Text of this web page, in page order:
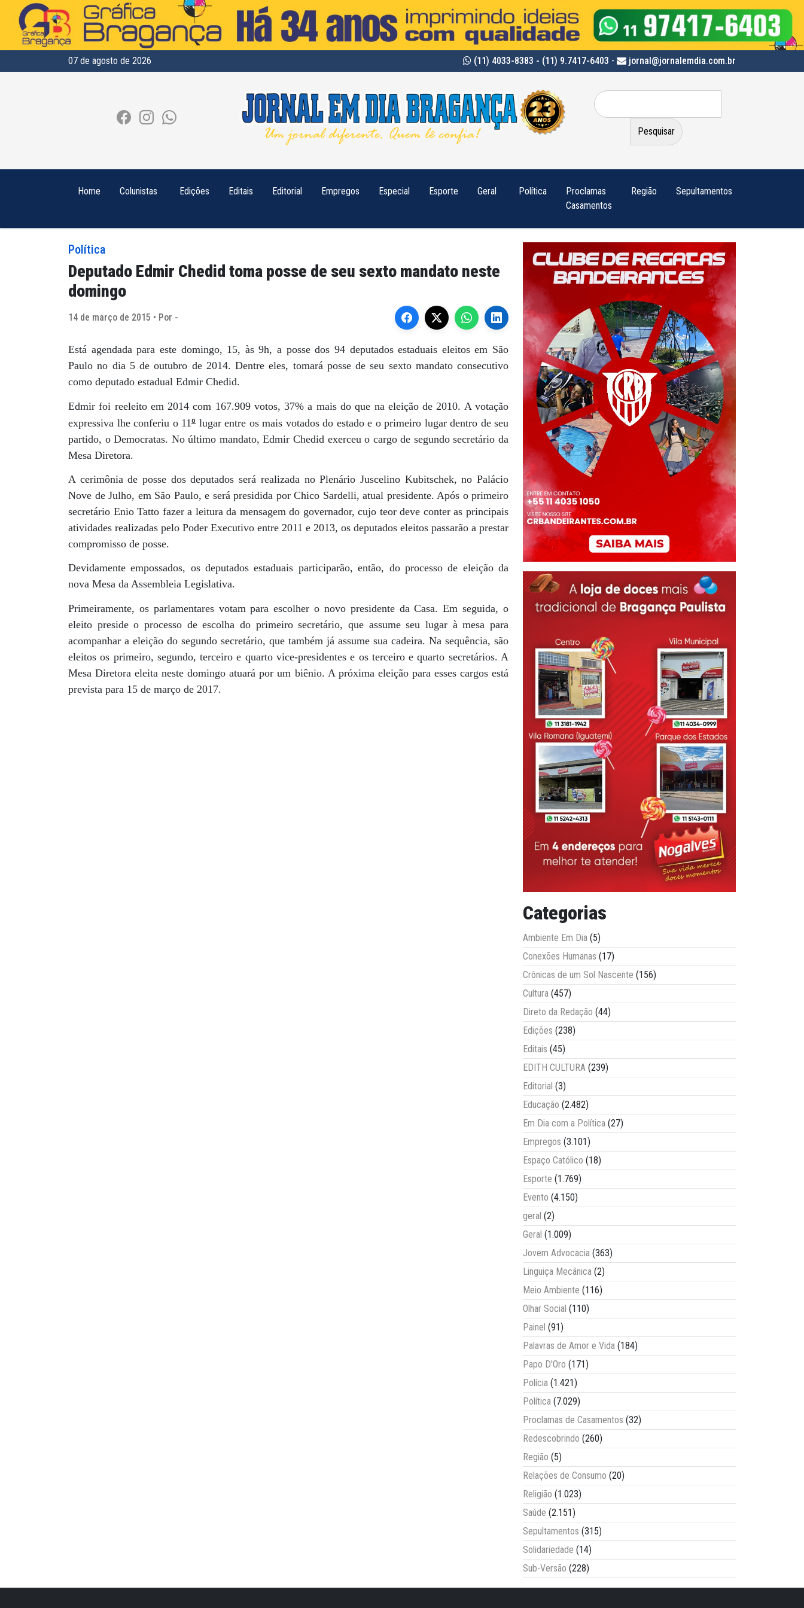
07 de agosto de 2026 (11) 4033-8383 - (11) 9.7417-6403 - jornal@jornalemdia.com.br
Pesquisar
por:
Home Colunistas Edições Editais Editorial Empregos Especial Esporte Geral Política
Proclamas
Casamentos
Região Sepultamentos
Política
Deputado Edmir Chedid toma posse de seu sexto mandato neste
domingo
14 de março de 2015 • Por -
Está agendada para este domingo, 15, às 9h, a posse dos 94 deputados estaduais eleitos em São
Paulo no dia 5 de outubro de 2014. Dentre eles, tomará posse de seu sexto mandato consecutivo
como deputado estadual Edmir Chedid.
Edmir foi reeleito em 2014 com 167.909 votos, 37% a mais do que na eleição de 2010. A votação
expressiva lhe conferiu o 11º lugar entre os mais votados do estado e o primeiro lugar dentro de seu
partido, o Democratas. No último mandato, Edmir Chedid exerceu o cargo de segundo secretário da
Mesa Diretora.
A cerimônia de posse dos deputados será realizada no Plenário Juscelino Kubitschek, no Palácio
Nove de Julho, em São Paulo, e será presidida por Chico Sardelli, atual presidente. Após o primeiro
secretário Enio Tatto fazer a leitura da mensagem do governador, cujo teor deve conter as principais
atividades realizadas pelo Poder Executivo entre 2011 e 2013, os deputados eleitos passarão a prestar
compromisso de posse.
Devidamente empossados, os deputados estaduais participarão, então, do processo de eleição da
nova Mesa da Assembleia Legislativa.
Primeiramente, os parlamentares votam para escolher o novo presidente da Casa. Em seguida, o
eleito preside o processo de escolha do primeiro secretário, que assume seu lugar à mesa para
acompanhar a eleição do segundo secretário, que também já assume sua cadeira. Na sequência, são
eleitos os primeiro, segundo, terceiro e quarto vice-presidentes e os terceiro e quarto secretários. A
Mesa Diretora eleita neste domingo atuará por um biênio. A próxima eleição para esses cargos está
prevista para 15 de março de 2017.
Categorias
Ambiente Em Dia (5)
Conexões Humanas (17)
Crônicas de um Sol Nascente (156)
Cultura (457)
Direto da Redação (44)
Edições (238)
Editais (45)
EDITH CULTURA (239)
Editorial (3)
Educação (2.482)
Em Dia com a Política (27)
Empregos (3.101)
Espaço Católico (18)
Esporte (1.769)
Evento (4.150)
geral (2)
Geral (1.009)
Jovem Advocacia (363)
Linguiça Mecânica (2)
Meio Ambiente (116)
Olhar Social (110)
Painel (91)
Palavras de Amor e Vida (184)
Papo D'Oro (171)
Polícia (1.421)
Política (7.029)
Proclamas de Casamentos (32)
Redescobrindo (260)
Região (5)
Relações de Consumo (20)
Religião (1.023)
Saúde (2.151)
Sepultamentos (315)
Solidariedade (14)
Sub-Versão (228)